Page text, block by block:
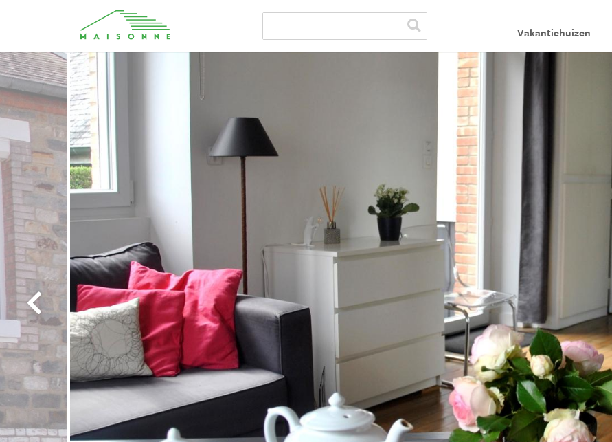
Vakantiehuizen